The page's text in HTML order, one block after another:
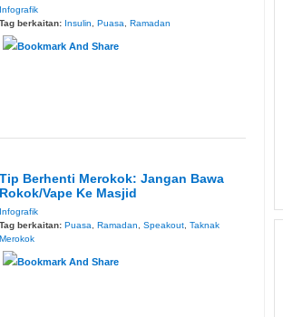
Infografik
Tag berkaitan: Insulin,Puasa,Ramadan
Tip Berhenti Merokok: Jangan Bawa
Rokok/Vape Ke Masjid
Infografik
Tag berkaitan:Puasa ,Ramadan ,Speakout ,Taknak
Merokok